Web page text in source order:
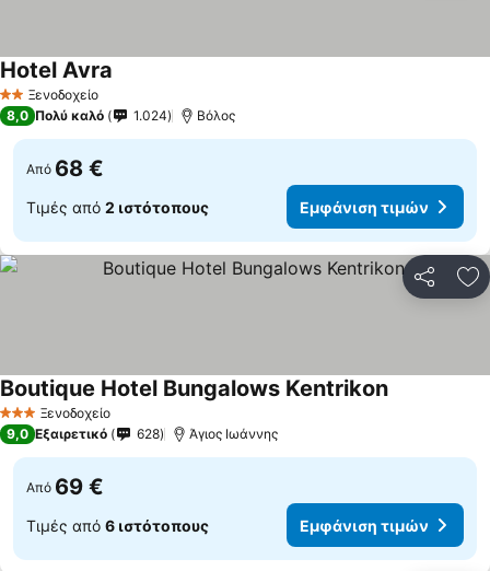
2 ΑστέριαΞενοδοχείο
Hotel Avra
8,0 Πολύ καλό 1.024 Βόλος
Από 68 €
Τιμές από 2 ιστότοπους Εμφάνιση τιμών
3 ΑστέριαΞενοδοχείο
Boutique Hotel Bungalows Kentrikon
9,0 Εξαιρετικό 628 Άγιος Ιωάννης
Από 69 €
Τιμές από 6 ιστότοπους Εμφάνιση τιμών